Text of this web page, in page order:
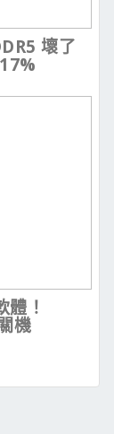
壞了
！
機